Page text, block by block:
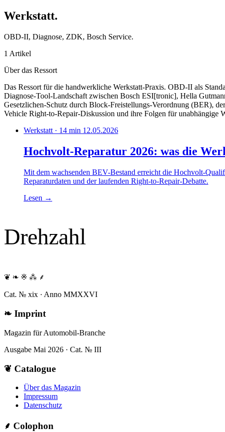
Werkstatt.
OBD-II, Diagnose, ZDK, Bosch Service.
1 Artikel
Über das Ressort
Das Ressort für die handwerkliche Werkstatt-Praxis. OBD-II als
Diagnose-Tool-Landschaft zwischen Bosch ESI[tronic], Hella
Gesetzlichen-Schutz durch Block-Freistellungs-Verordnung (BER),
Vehicle Right-to-Repair-Diskussion und ihre Folgen für
Werkstatt · 14 min 12.05.2026
Hochvolt-Reparatur 2026: was die
Mit dem wachsenden BEV-Bestand erreicht die Hochvolt-
Reparaturdaten und der laufenden Right-to-Repair-Debatte.
Lesen →
Drehzahl
❦ ❧ ※ ⁂ ⸙
Cat. № xix · Anno MMXXVI
❧ Imprint
Magazin für Automobil-Branche
Ausgabe Mai 2026 · Cat. № III
❦ Catalogue
Über das Magazin
Impressum
Datenschutz
⸙ Colophon